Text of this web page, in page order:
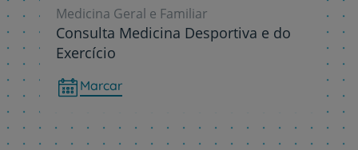
Medicina Geral e Familiar
Consulta Medicina Desportiva e do
Exercício
Marcar